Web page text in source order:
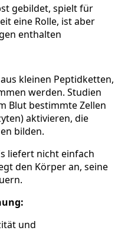
gebildet, spielt für
eine Rolle, ist aber
enthalten
kleinen Peptidketten,
werden. Studien
Blut bestimmte Zellen
aktivieren, die
bilden.
liefert nicht einfach
den Körper an, seine
und